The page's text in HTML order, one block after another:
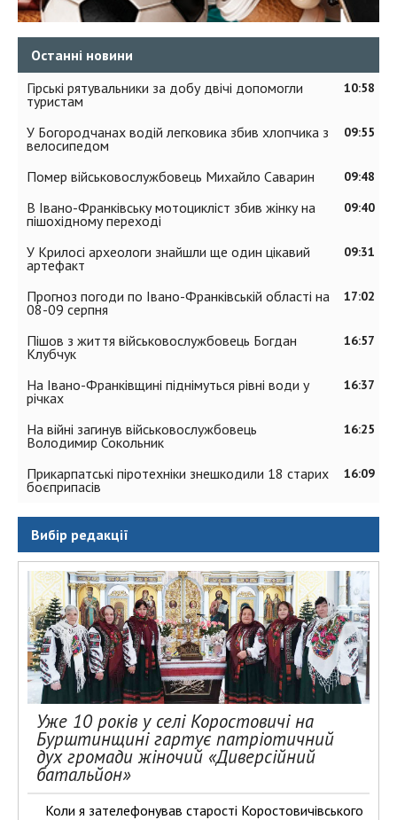
Останні новини
10:58
Гірські рятувальники за добу двічі допомогли
туристам
09:55
У Богородчанах водій легковика збив хлопчика з
велосипедом
09:48
Помер військовослужбовець Михайло Саварин
09:40
В Івано-Франківську мотоцикліст збив жінку на
пішохідному переході
09:31
У Крилосі археологи знайшли ще один цікавий
артефакт
17:02
Прогноз погоди по Івано-Франківській області на
08-09 серпня
16:57
Пішов з життя військовослужбовець Богдан
Клубчук
16:37
На Івано-Франківщині піднімуться рівні води у
річках
16:25
На війні загинув військовослужбовець
Володимир Сокольник
16:09
Прикарпатські піротехніки знешкодили 18 старих
боєприпасів
Вибір редакції
Уже 10 років у селі Коростовичі на
Бурштинщині гартує патріотичний
дух громади жіночий «Диверсійний
батальйон»
Коли я зателефонував старості Коростовичівського